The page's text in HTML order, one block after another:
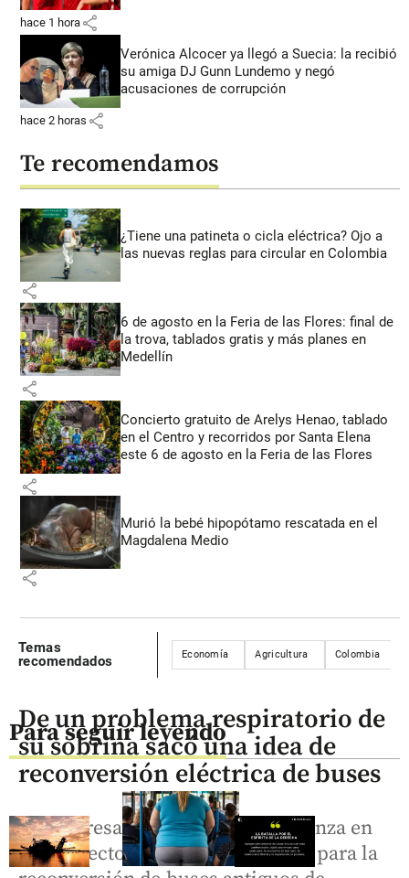
hace 1 hora share
Verónica Alcocer ya llegó a Suecia: la recibió
su amiga DJ Gunn Lundemo y negó
acusaciones de corrupción
hace 2 horas share
Te recomendamos
¿Tiene una patineta o cicla eléctrica? Ojo a
las nuevas reglas para circular en Colombia
share
6 de agosto en la Feria de las Flores: final de
la trova, tablados gratis y más planes en
Medellín
share
Concierto gratuito de Arelys Henao, tablado
en el Centro y recorridos por Santa Elena
este 6 de agosto en la Feria de las Flores
share
Murió la bebé hipopótamo rescatada en el
Magdalena Medio
share
Temas
recomendados
Economía Agricultura Colombia
Para seguir leyendo
De un problema respiratorio de
su sobrina sacó una idea de
reconversión eléctrica de buses
La empresa Energía Vectorial avanza en
un proyecto conjunto con Ruta N para la